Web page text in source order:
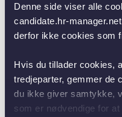
Denne side viser alle
candidate.hr-
derfor ikke cookies som
Hvis du tillader cookies,
tredjeparter, gemmer de
du ikke giver samtykke,
som er nødvendige for